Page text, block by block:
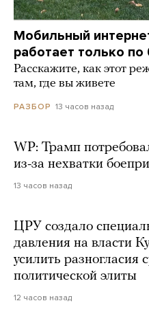
Мобильный
работает только
Расскажите, как этот
там, где вы живете
РАЗБОР 13 часов назад
WP: Трамп
из-за нехватки
13 часов назад
ЦРУ создало
давления на власти
усилить разногласия
политической элиты
12 часов назад